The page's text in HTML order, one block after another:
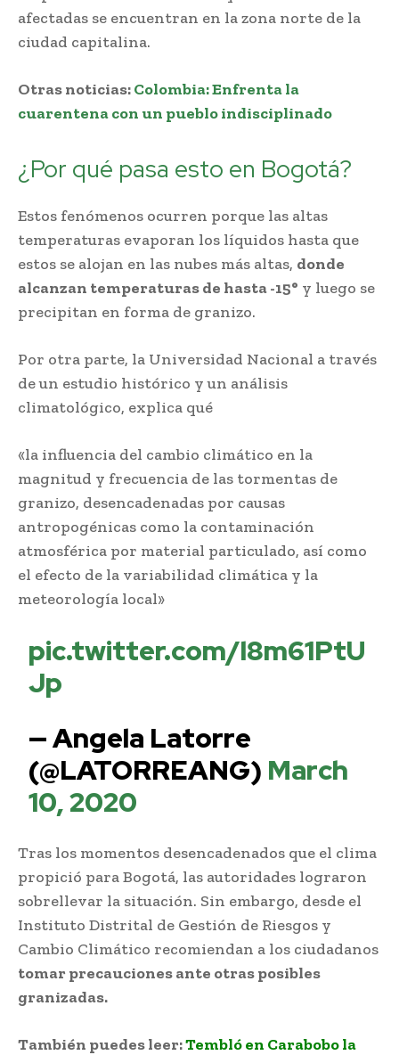
afectadas se encuentran en la zona norte de la
ciudad capitalina.
Otras noticias:Colombia: Enfrenta la
cuarentena con un pueblo indisciplinado
¿Por qué pasa esto en Bogotá?
Estos fenómenos ocurren porque las altas
temperaturas evaporan los líquidos hasta que
estos se alojan en las nubes más altas, donde
alcanzan temperaturas de hasta -15° y luego se
precipitan en forma de granizo.
Por otra parte, la Universidad Nacional a través
de un estudio histórico y un análisis
climatológico, explica qué
«la influencia del cambio climático en la
magnitud y frecuencia de las tormentas de
granizo, desencadenadas por causas
antropogénicas como la contaminación
atmosférica por material particulado, así como
el efecto de la variabilidad climática y la
meteorología local»
pic.twitter.com/l8m61PtU
Jp
— Angela Latorre
(@LATORREANG) March
10, 2020
Tras los momentos desencadenados que el clima
propició para Bogotá, las autoridades lograron
sobrellevar la situación. Sin embargo, desde el
Instituto Distrital de Gestión de Riesgos y
Cambio Climático recomiendan a los ciudadanos
tomar precauciones ante otras posibles
granizadas.
También puedes leer:Tembló en Carabobo la